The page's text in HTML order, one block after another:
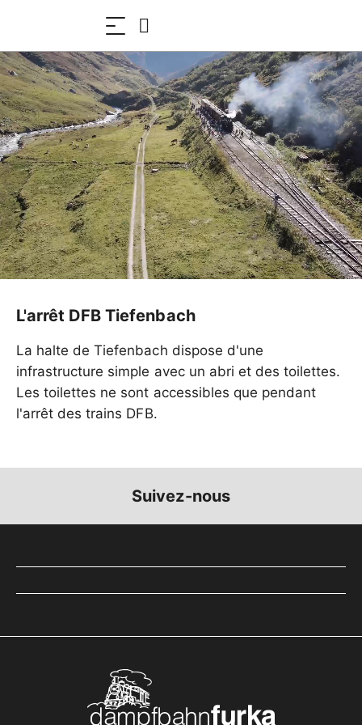
L'arrêt DFB Tiefenbach
La halte de Tiefenbach dispose d'une
infrastructure simple avec un abri et des toilettes.
Les toilettes ne sont accessibles que pendant
l'arrêt des trains DFB.
Suivez-nous